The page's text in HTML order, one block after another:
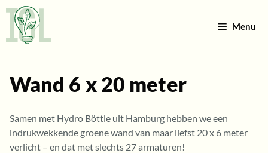
Ga
naar
Menu
Wand 6 x 20 meter
Samen met Hydro Böttle uit Hamburg hebben we een
indrukwekkende groene wand van maar liefst 20 x 6 meter
verlicht – en dat met slechts 27 armaturen!